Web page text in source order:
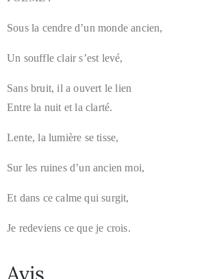
Sous la cendre d’un monde ancien,
Un souffle clair s’est levé,
Sans bruit, il a ouvert le lien
Entre la nuit et la clarté.
Lente, la lumière se tisse,
Sur les ruines d’un ancien moi,
Et dans ce calme qui surgit,
Je redeviens ce que je crois.